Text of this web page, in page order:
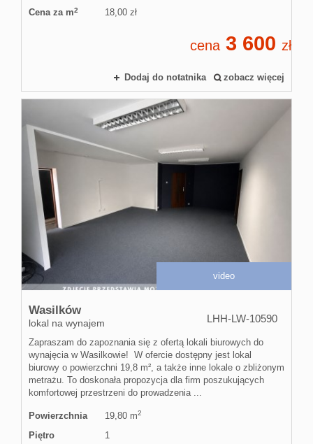
Cena za m2 18,00 zł
cena3 600 zł
Dodaj do notatnika zobacz więcej
video
Wasilków
lokal na wynajem LHH-LW-10590
Zapraszam do zapoznania się z ofertą lokali biurowych do
wynajęcia w Wasilkowie! W ofercie dostępny jest lokal
biurowy o powierzchni 19,8 m², a także inne lokale o zbliżonym
metrażu. To doskonała propozycja dla firm poszukujących
komfortowej przestrzeni do prowadzenia ...
Powierzchnia 19,80 m2
Piętro
1